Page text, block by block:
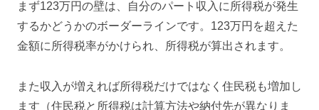
まず123万円の壁は、自分のパート収入に所得税が発生
するかどうかのボーダーラインです。123万円を超えた
金額に所得税率がかけられ、所得税が算出されます。
また収入が増えれば所得税だけではなく住民税も増加し
ます（住民税と所得税は計算方法や納付先が異なりま